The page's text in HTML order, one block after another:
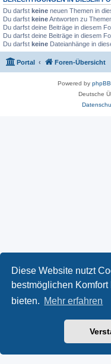
Diese Website nutzt
bestmöglichen
bieten. Mehr erfahren
Du darfst keine neuen Themen in
Du darfst keineAntworten zu
Du darfst deine Beiträge in diesem
Du darfst deine Beiträge in diesem
Du darfst keine Dateianhänge in
Portal Foren-Übersicht
Powered by phpBB
Deutsche